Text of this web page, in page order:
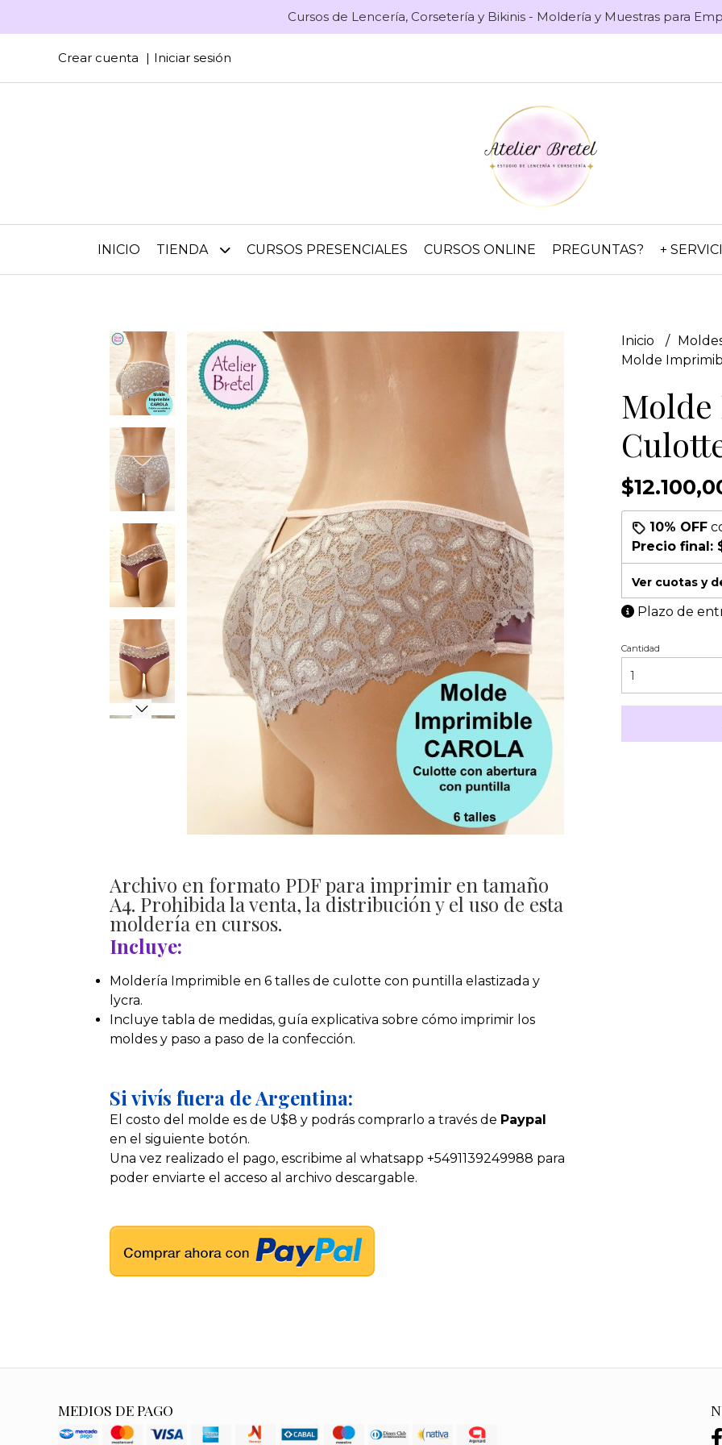
Cursos de Lencería, Corsetería y Bikinis - Moldería y Muestras para
Crear cuenta Iniciar sesión
INICIO TIENDA CURSOS PRESENCIALES CURSOS ONLINE PREGUNTAS? +
Archivo en formato PDF para imprimir en tamaño
A4. Prohibida la venta, la distribución y el uso de esta
moldería en cursos.
Incluye:
Moldería Imprimible en 6 talles de culotte con puntilla elastizada y
lycra.
Incluye tabla de medidas, guía explicativa sobre cómo imprimir los
moldes y paso a paso de la confección.
Si vivís fuera de Argentina:
El costo del molde es de U$8 y podrás comprarlo a través de Paypal
en el siguiente botón.
Una vez realizado el pago, escribime al whatsapp +5491139249988 para
poder enviarte el acceso al archivo descargable.
Inicio
Molde
10% OFF
Precio final:
Ver cuotas y
Plazo de
Cantidad
MEDIOS DE PAGO